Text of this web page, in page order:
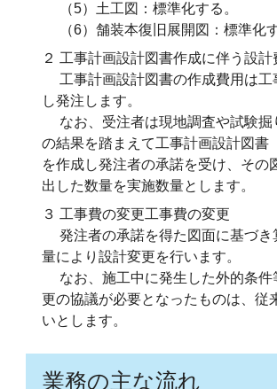
（5）土工図：標準化する。
（6）舗装本復旧展開図：標準化す
２ 工事計画設計図書作成に伴う設計
工事計画設計図書の作成費用は工
し発注します。
なお、受注者は現地調査や試験掘
の結果を踏まえて工事計画設計図書
を作成し発注者の承諾を受け、その
出した数量を実施数量とします。
３ 工事費の変更工事費の変更
発注者の承諾を得た図面に基づき
量により設計変更を行います。
なお、施工中に発生した外的条件
更の協議が必要となったものは、従
いとします。
業務の主な流れ